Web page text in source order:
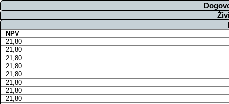
NPV
21,80
21,80
21,80
21,80
21,80
21,80
21,80
21,80